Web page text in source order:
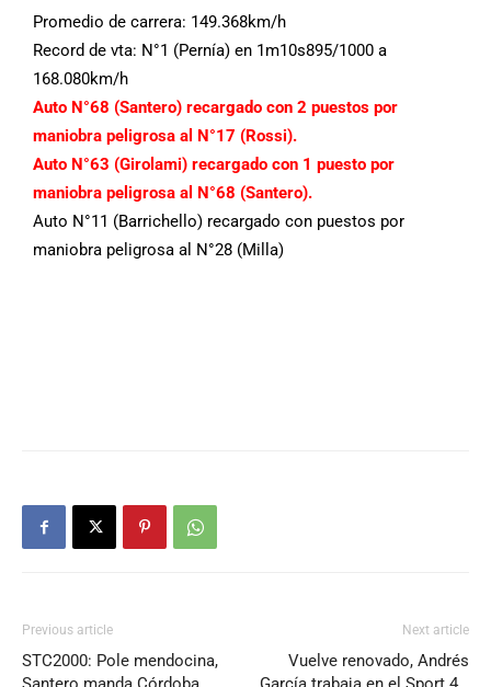
Promedio de carrera: 149.368km/h
Record de vta: N°1 (Pernía) en 1m10s895/1000 a
168.080km/h
Auto N°68 (Santero) recargado con 2 puestos por
maniobra peligrosa al N°17 (Rossi).
Auto N°63 (Girolami) recargado con 1 puesto por
maniobra peligrosa al N°68 (Santero).
Auto N°11 (Barrichello) recargado con puestos por
maniobra peligrosa al N°28 (Milla)
Previous article
STC2000: Pole mendocina,
Next article
Vuelve renovado, Andrés